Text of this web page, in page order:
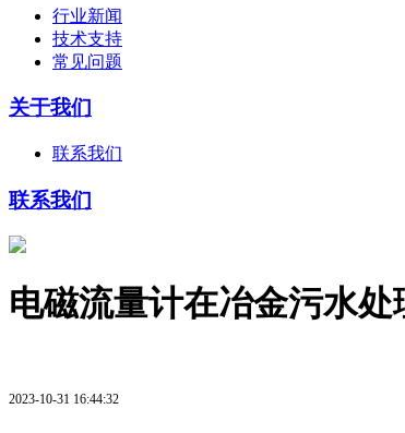
行业新闻
技术支持
常见问题
关于我们
联系我们
联系我们
电磁流量计在冶金污水
2023-10-31 16:44:32